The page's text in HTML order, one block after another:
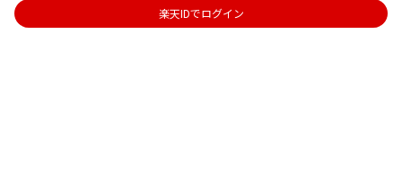
楽天IDでログイン